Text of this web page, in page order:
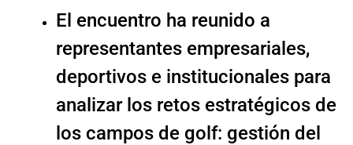
El encuentro ha reunido a
representantes empresariales,
deportivos e institucionales para
analizar los retos estratégicos de
los campos de golf: gestión del